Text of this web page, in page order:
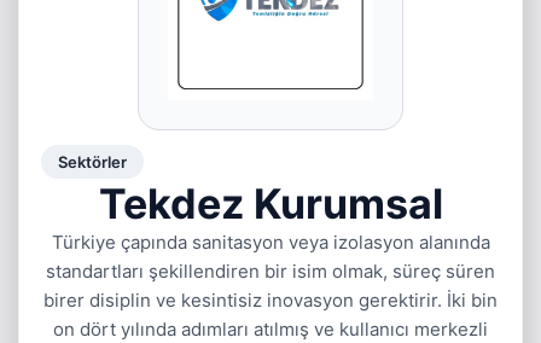
Sektörler
Tekdez Kurumsal
Türkiye çapında sanitasyon veya izolasyon alanında
standartları şekillendiren bir isim olmak, süreç süren
birer disiplin ve kesintisiz inovasyon gerektirir. İki bin
on dört yılında adımları atılmış ve kullanıcı merkezli